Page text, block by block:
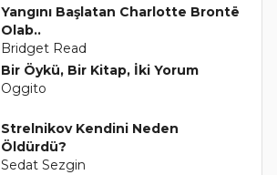
Yangını Başlatan Charlotte Brontë
Olab..
Bridget Read
Bir Öykü, Bir Kitap, İki Yorum
Oggito
Strelnikov Kendini Neden
Öldürdü?
Sedat Sezgin